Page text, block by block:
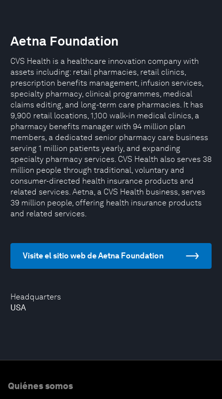
Headquarters
USA
Aetna Foundation
CVS Health is a healthcare innovation company with
assets including: retail pharmacies, retail clinics,
prescription benefits management, infusion services,
specialty pharmacy, clinical programmes, medical
claims editing, and long-term care pharmacies. It has
9,900 retail locations, 1,100 walk-in medical clinics, a
pharmacy benefits manager with 94 million plan
members, a dedicated senior pharmacy care business
serving 1 million patients yearly, and expanding
specialty pharmacy services. CVS Health also serves 38
million people through traditional, voluntary and
consumer-directed health insurance products and
related services. Aetna, a CVS Health business, serves
39 million people, offering health insurance products
and related services.
Visite el sitio web de Aetna Foundation
Quiénes somos